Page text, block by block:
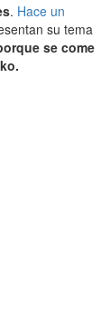
. Hace un
su tema
se come